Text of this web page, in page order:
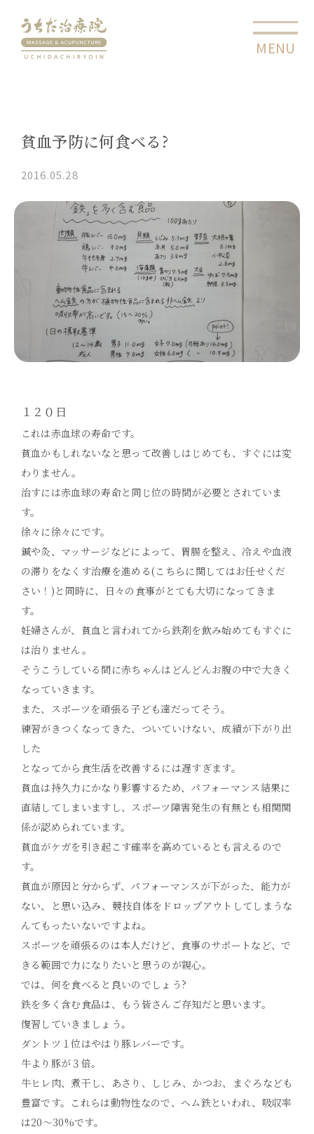
MENU
貧血予防に何食べる?
2016.05.28
１２０日
これは赤血球の寿命です。
貧血かもしれないなと思って改善しはじめても、すぐには変
わりません。
治すには赤血球の寿命と同じ位の時間が必要とされていま
す。
徐々に徐々にです。
鍼や灸、マッサージなどによって、胃腸を整え、冷えや血液
の滞りをなくす治療を進める(こちらに関してはお任せくだ
さい！)と同時に、日々の食事がとても大切になってきま
す。
妊婦さんが、貧血と言われてから鉄剤を飲み始めてもすぐに
は治りません。
そうこうしている間に赤ちゃんはどんどんお腹の中で大きく
なっていきます。
また、スポーツを頑張る子ども達だってそう。
練習がきつくなってきた、ついていけない、成績が下がり出
した
となってから食生活を改善するには遅すぎます。
貧血は持久力にかなり影響するため、パフォーマンス結果に
直結してしまいますし、スポーツ障害発生の有無とも相関関
係が認められています。
貧血がケガを引き起こす確率を高めているとも言えるので
す。
貧血が原因と分からず、パフォーマンスが下がった、能力が
ない、と思い込み、競技自体をドロップアウトしてしまうな
んてもったいないですよね。
スポーツを頑張るのは本人だけど、食事のサポートなど、で
きる範囲で力になりたいと思うのが親心。
では、何を食べると良いのでしょう?
鉄を多く含む食品は、もう皆さんご存知だと思います。
復習していきましょう。
ダントツ１位はやはり豚レバーです。
牛より豚が３倍。
牛ヒレ肉、煮干し、あさり、しじみ、かつお、まぐろなども
豊富です。これらは動物性なので、ヘム鉄といわれ、吸収率
は20～30%です。